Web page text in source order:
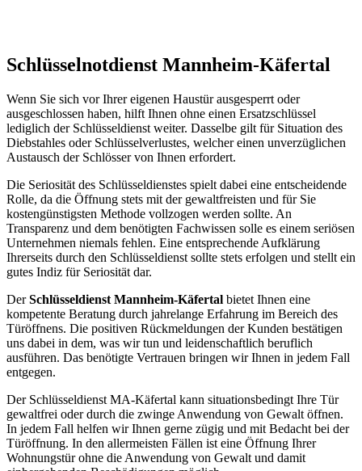
Schlüsselnotdienst Mannheim-Käfertal
Wenn Sie sich vor Ihrer eigenen Haustür ausgesperrt oder
ausgeschlossen haben, hilft Ihnen ohne einen Ersatzschlüssel
lediglich der Schlüsseldienst weiter. Dasselbe gilt für Situation des
Diebstahles oder Schlüsselverlustes, welcher einen unverzüglichen
Austausch der Schlösser von Ihnen erfordert.
Die Seriosität des Schlüsseldienstes spielt dabei eine entscheidende
Rolle, da die Öffnung stets mit der gewaltfreisten und für Sie
kostengünstigsten Methode vollzogen werden sollte. An
Transparenz und dem benötigten Fachwissen solle es einem seriösen
Unternehmen niemals fehlen. Eine entsprechende Aufklärung
Ihrerseits durch den Schlüsseldienst sollte stets erfolgen und stellt ein
gutes Indiz für Seriosität dar.
DerSchlüsseldienst Mannheim-Käfertal bietet Ihnen eine
kompetente Beratung durch jahrelange Erfahrung im Bereich des
Türöffnens. Die positiven Rückmeldungen der Kunden bestätigen
uns dabei in dem, was wir tun und leidenschaftlich beruflich
ausführen. Das benötigte Vertrauen bringen wir Ihnen in jedem Fall
entgegen.
Der Schlüsseldienst MA-Käfertal kann situationsbedingt Ihre Tür
gewaltfrei oder durch die zwinge Anwendung von Gewalt öffnen.
In jedem Fall helfen wir Ihnen gerne zügig und mit Bedacht bei der
Türöffnung. In den allermeisten Fällen ist eine Öffnung Ihrer
Wohnungstür ohne die Anwendung von Gewalt und damit